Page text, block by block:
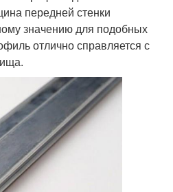
передней стенки
значению для подобных
отлично справляется с